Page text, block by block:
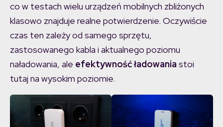
co w testach wielu urządzeń mobilnych zbliżonych
klasowo znajduje realne potwierdzenie. Oczywiście
czas ten zależy od samego sprzętu,
zastosowanego kabla i aktualnego poziomu
naładowania, ale efektywność ładowania stoi
tutaj na wysokim poziomie.